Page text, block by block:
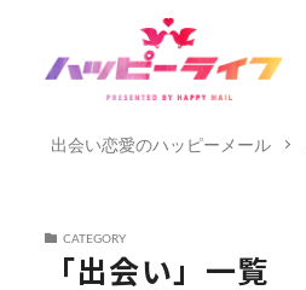
出会い恋愛のハッピーメール
CATEGORY
「出会い」一覧